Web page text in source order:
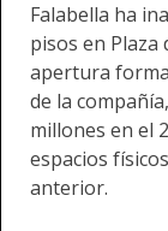
Falabella ha
pisos en Plaza
apertura
de la
millones en el
espacios
anterior.